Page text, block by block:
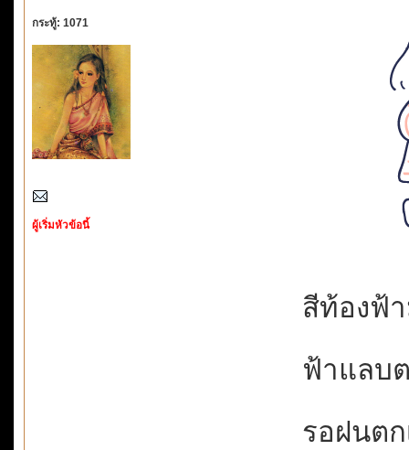
กระทู้: 1071
ผู้เริ่มหัวข้อนี้
สีท้องฟ้
ฟ้าแลบ
รอฝนต